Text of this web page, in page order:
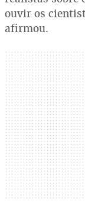
ouvir os
afirmou.